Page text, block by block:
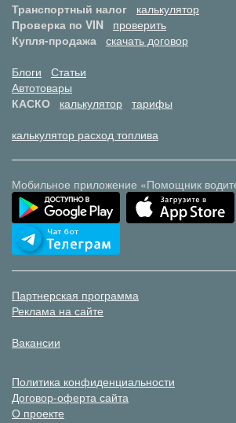
Транспортный налог
калькулятор
Проверка по VIN
проверить
Купля-продажа скачать договор
Блоги
Статьи
Автотовары
КАСКО
калькулятор тарифы
калькулятор расход топлива
Мобильное приложение «Помощник
Партнерская программа
Реклама на сайте
Вакансии
Политика конфиденциальности
Договор-оферта сайта
О проекте